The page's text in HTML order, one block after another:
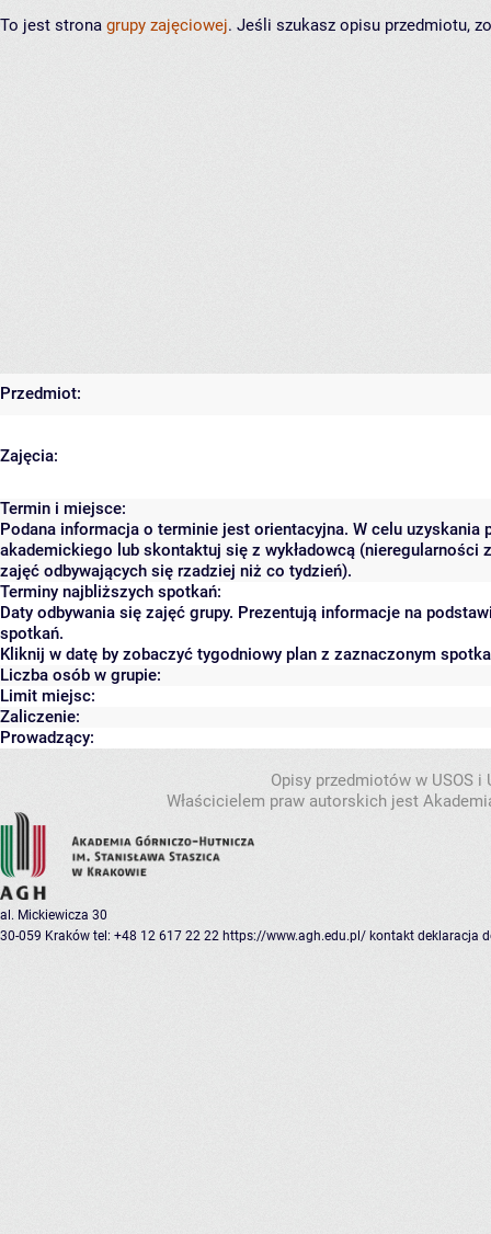
To jest strona grupy zajęciowej. Jeśli szukasz opisu przedmiotu,
Przedmiot:
Zajęcia:
Termin i miejsce:
Podana informacja o terminie jest orientacyjna. W celu
akademickiego lub skontaktuj się z wykładowcą (nieregularności
zajęć odbywających się rzadziej niż co tydzień).
Terminy najbliższych spotkań:
Daty odbywania się zajęć grupy. Prezentują informacje na
spotkań.
Kliknij w datę by zobaczyć tygodniowy plan z zaznaczonym
Liczba osób w grupie:
Limit miejsc:
Zaliczenie:
Prowadzący:
Opisy przedmiotów w USOS
Właścicielem praw autorskich jest
al. Mickiewicza 30
30-059 Kraków tel: +48 12 617 22 22 https://www.agh.edu.pl/ kontakt deklaracja